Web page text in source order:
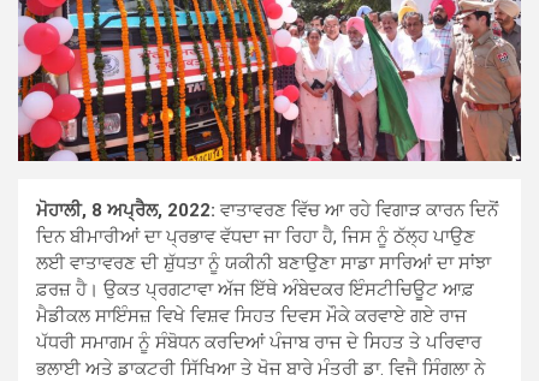
ਮੋਹਾਲੀ, 8 ਅਪ੍ਰੈਲ, 2022: ਵਾਤਾਵਰਣ ਵਿੱਚ ਆ ਰਹੇ ਵਿਗਾੜ ਕਾਰਨ ਦਿਨੋਂ
ਦਿਨ ਬੀਮਾਰੀਆਂ ਦਾ ਪ੍ਰਭਾਵ ਵੱਧਦਾ ਜਾ ਰਿਹਾ ਹੈ, ਜਿਸ ਨੂੰ ਠੱਲ੍ਹ ਪਾਉਣ
ਲਈ ਵਾਤਾਵਰਣ ਦੀ ਸ਼ੁੱਧਤਾ ਨੂੰ ਯਕੀਨੀ ਬਣਾਉਣਾ ਸਾਡਾ ਸਾਰਿਆਂ ਦਾ ਸਾਂਝਾ
ਫ਼ਰਜ਼ ਹੈ। ਉਕਤ ਪ੍ਰਗਟਾਵਾ ਅੱਜ ਇੱਥੇ ਅੰਬੇਦਕਰ ਇੰਸਟੀਚਿਊਟ ਆਫ਼
ਮੈਡੀਕਲ ਸਾਇੰਸਜ਼ ਵਿਖੇ ਵਿਸ਼ਵ ਸਿਹਤ ਦਿਵਸ ਮੌਕੇ ਕਰਵਾਏ ਗਏ ਰਾਜ
ਪੱਧਰੀ ਸਮਾਗਮ ਨੂੰ ਸੰਬੋਧਨ ਕਰਦਿਆਂ ਪੰਜਾਬ ਰਾਜ ਦੇ ਸਿਹਤ ਤੇ ਪਰਿਵਾਰ
ਭਲਾਈ ਅਤੇ ਡਾਕਟਰੀ ਸਿੱਖਿਆ ਤੇ ਖੋਜ ਬਾਰੇ ਮੰਤਰੀ ਡਾ. ਵਿਜੈ ਸਿੰਗਲਾ ਨੇ